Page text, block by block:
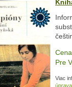
Pre
Viac
úprava